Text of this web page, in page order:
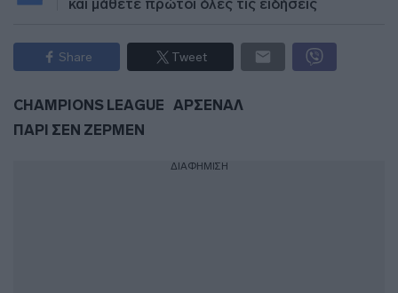
και μάθετε πρώτοι όλες τις ειδήσεις
Share Tweet
CHAMPIONS LEAGUE
ΑΡΣΕΝΑΛ
ΠΑΡΙ ΣΕΝ ΖΕΡΜΕΝ
ΔΙΑΦΗΜΙΣΗ